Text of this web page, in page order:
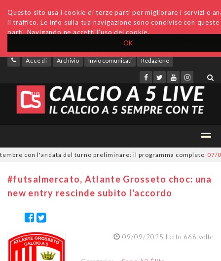
OK
Questo sito usa i cookie di terze parti per migliorare i servizi e
il traffico. Le info sulla tua navigazione sono condivise con
parti. Navigando ne accetti l'uso dei cookie.
Accedi Archivio Invio comunicati Redazione
con l'andata del turno preliminare: il programma completo 07/08/
#futsalmercato, Atlante Grosseto choc: una
new entry rescinde subito l'accordo
09/09/2025 Letto 666 volte